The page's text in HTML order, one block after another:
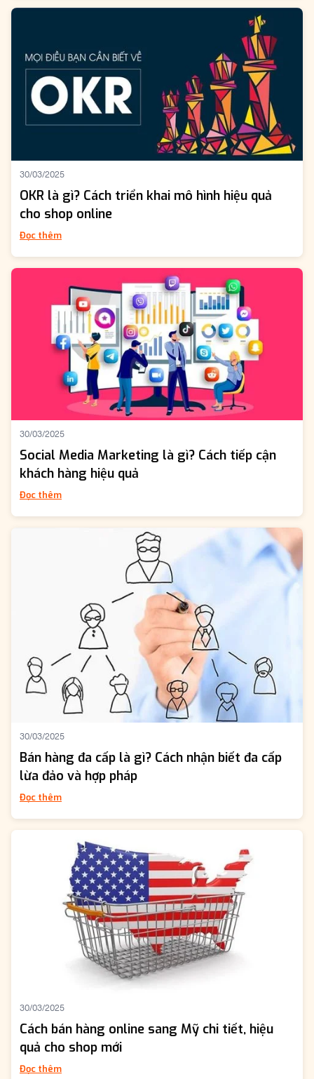
30/03/2025
OKR là gì? Cách triển khai mô hình hiệu quả
cho shop online
Đọc thêm
30/03/2025
Social Media Marketing là gì? Cách tiếp cận
khách hàng hiệu quả
Đọc thêm
30/03/2025
Bán hàng đa cấp là gì? Cách nhận biết đa cấp
lừa đảo và hợp pháp
Đọc thêm
30/03/2025
Cách bán hàng online sang Mỹ chi tiết, hiệu
quả cho shop mới
Đọc thêm